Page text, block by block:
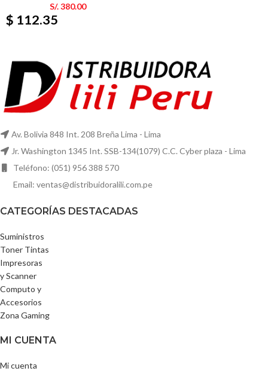
S/.380.00
$ 112.35
Av. Bolivia 848 Int. 208 Breña Lima - Lima
Jr. Washington 1345 Int. SSB-134(1079) C.C. Cyber plaza - Lima
Teléfono: (051) 956 388 570
Email: ventas@distribuidoralili.com.pe
CATEGORÍAS DESTACADAS
Suministros
Toner Tintas
Impresoras
y Scanner
Computo y
Accesorios
Zona Gaming
MI CUENTA
Mi cuenta